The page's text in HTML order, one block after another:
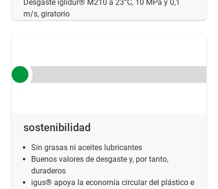
Desgaste iglidur® M210 a 23°C, 10 MPa y 0,1
m/s, giratorio
sostenibilidad
Sin grasas ni aceites lubricantes
Buenos valores de desgaste y, por tanto,
duraderos
igus® apoya la economía circular del plástico e